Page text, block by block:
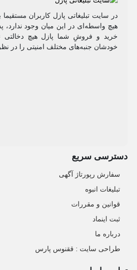
در سایت تبلیغاتی پازل کاربران
هیچ واسطه‌ای در این میان وجود ندارد،
خرید و فروشِ شما پازل هیچ دخالتی
خودشان جنبه‌های مختلف امنیتی را در نظر
دسترسی سریع
سفارش رپورتاژ آگهی
تبلیغات انبوه
قوانین و مقررات
ثبت اینماد
درباره ما
طراحی سایت : ققنوس پارس